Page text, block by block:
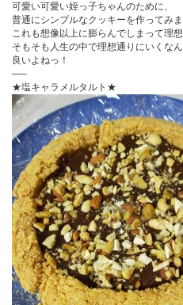
可愛い可愛い姪っ子ちゃんのために、
普通にシンプルなクッキーを作ってみま
これも想像以上に膨らんでしまって理
そもそも人生の中で理想通りにいくなん
良いよねっ！
—–
★塩キャラメルタルト★